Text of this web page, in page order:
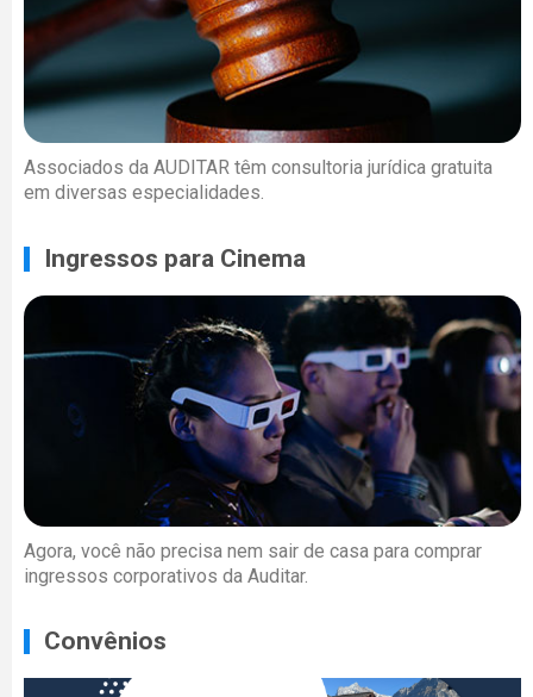
Associados da AUDITAR têm consultoria jurídica gratuita
em diversas especialidades.
Ingressos para Cinema
Agora, você não precisa nem sair de casa para comprar
ingressos corporativos da Auditar.
Convênios